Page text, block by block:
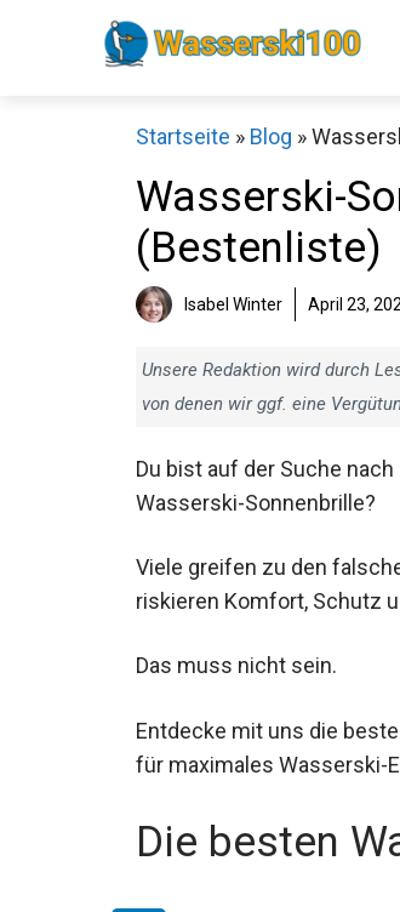
Startseite » Blog »
Wasserski-
(Bestenliste)
Isabel Winter April 23,
Unsere Redaktion wird durch
von denen wir ggf. eine
Du bist auf der Suche
Wasserski-Sonnenbrille?
Viele greifen zu den
riskieren Komfort, Schutz
Das muss nicht sein.
Entdecke mit uns die
für maximales Wasserski-
Die besten